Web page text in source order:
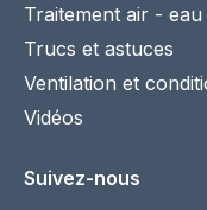
Traitement air -
Trucs et astuces
Ventilation et
Vidéos
Suivez-nous